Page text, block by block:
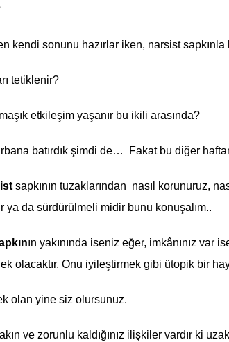
kendi sonunu hazırlar iken, narsist
tetiklenir?
etkileşim yaşanır bu ikili arasında?
batırdık şimdi de… Fakat bu diğer
sapkının tuzaklarından nasıl korunuruz,
ya da sürdürülmeli midir bunu konuşalım..
ın yakınında iseniz eğer, imkânınız var
olacaktır. Onu iyileştirmek gibi ütopik bir
olan yine siz olursunuz.
ve zorunlu kaldığınız ilişkiler vardır ki